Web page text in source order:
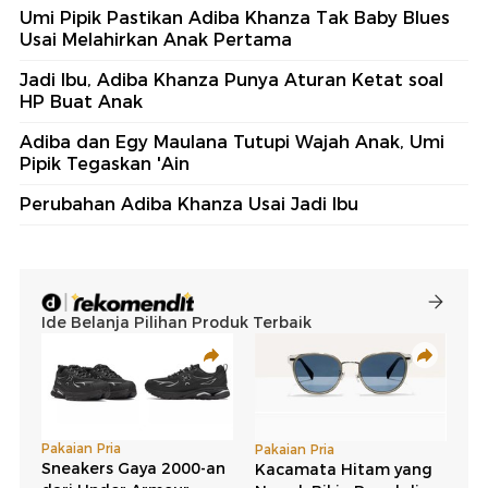
Umi Pipik Pastikan Adiba Khanza Tak Baby Blues
Usai Melahirkan Anak Pertama
Jadi Ibu, Adiba Khanza Punya Aturan Ketat soal
HP Buat Anak
Adiba dan Egy Maulana Tutupi Wajah Anak, Umi
Pipik Tegaskan 'Ain
Perubahan Adiba Khanza Usai Jadi Ibu